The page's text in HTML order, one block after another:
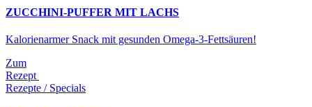
ZUCCHINI-PUFFER MIT LACHS
Kalorienarmer Snack mit gesunden Omega-3-Fettsäuren!
Zum
Rezept
Rezepte / Specials